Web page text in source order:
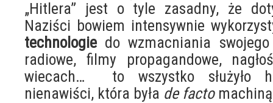
„Hitlera” jest o tyle zasadny, że
Naziści bowiem intensywnie
technologie do wzmacniania
radiowe, filmy propagandowe,
wiecach… to wszystko służyło
nienawiści, która była de facto